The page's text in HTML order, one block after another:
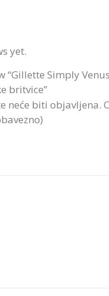
yet.
“Gillette Simply
britvice”
neće biti objavljena.